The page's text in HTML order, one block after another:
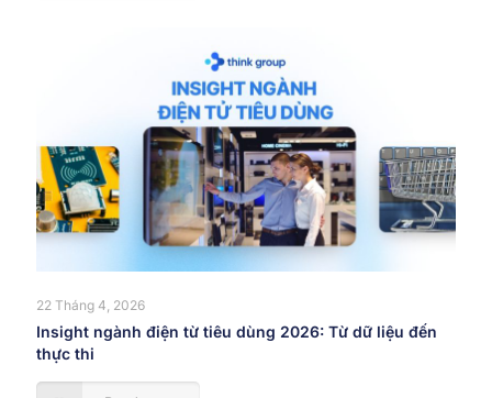
22 Tháng 4, 2026
Insight ngành điện từ tiêu dùng 2026: Từ dữ liệu đến
thực thi